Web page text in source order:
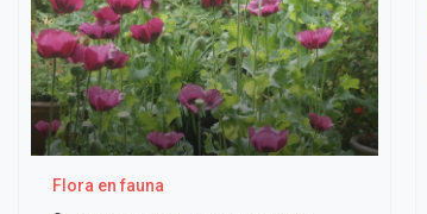
Flora en fauna